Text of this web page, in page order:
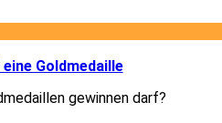
Goldmedaille
gewinnen darf?